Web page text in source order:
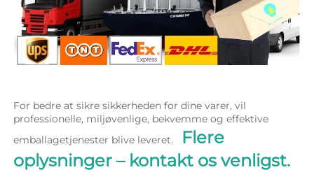
For bedre at sikre sikkerheden for dine varer, vil
professionelle, miljøvenlige, bekvemme og effektive
emballagetjenester blive leveret.
Flere
oplysninger – kontakt os venligst.